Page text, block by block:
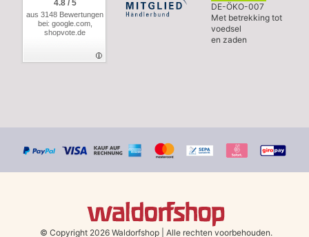
4.8 / 5
aus 3148 Bewertungen
bei: google.com,
shopvote.de
DE-ÖKO-007
Met betrekking tot
voedsel
en zaden
© Copyright 2026 Waldorfshop Alle rechten voorbehouden.